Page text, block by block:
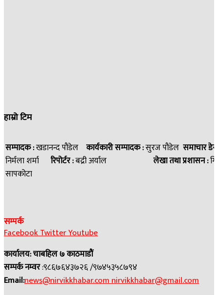
हाम्रो टिम
सम्पादक :खडानन्द पौडेल कार्यकारी सम्पादक :सुरज पौडेल समाचार
निर्मला शर्मा रिपोर्टर :बद्री अर्याल लेखा तथा प्रशासन :
सापकोटा
सम्पर्क
FacebookTwitterYoutube
कार्यालय: चाबहिल ७ काठमाडौं
सम्पर्क नम्वर:९८६७६४३७२६ /९७४५३५८७९४
Email:news@nirvikkhabar.comnirvikkhabar@gmail.com